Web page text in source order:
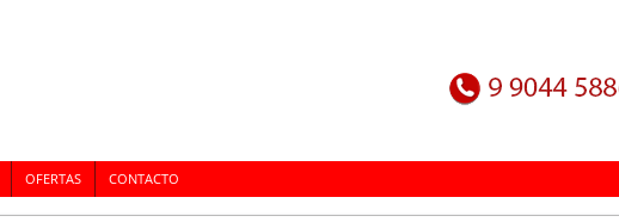
OFERTAS CONTACTO